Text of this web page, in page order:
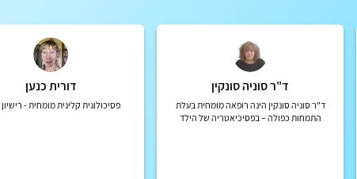
ד"ר סוניה סונקין
ד"ר סוניה סונקין הינה רופאה מומחית בעלת
התמחות כפולה – בפסיכיאטריה של הילד
דורית כנען
פסיכולוגית קלינית מומחית - רישיון 4377